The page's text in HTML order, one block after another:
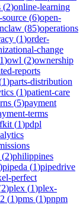
(2)online-learning
source (6)open-
(85)operations
(1)order-
change
1)owl (2)ownership
reports
1)parts-distribution
(1)patient-care
(5)payment
terms
(1)pdpl
(2)philippines
)pipeda (1)pipedrive
perfect
2)plex (1)plex-
(1)pms (1)pnpm